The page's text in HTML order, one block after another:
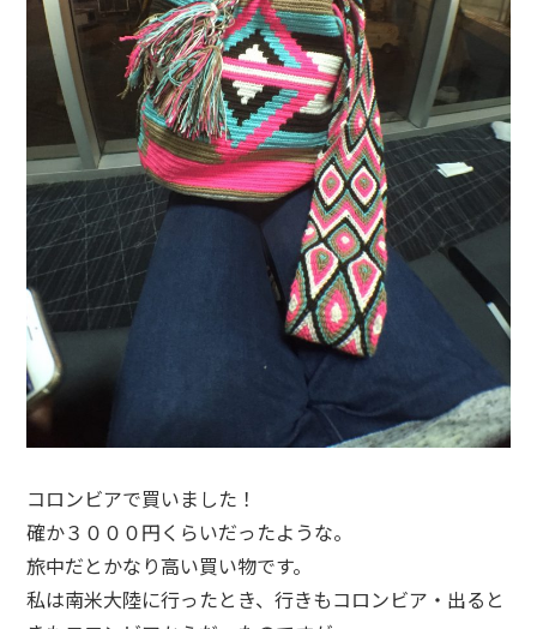
コロンビアで買いました！
確か３０００円くらいだったような。
旅中だとかなり高い買い物です。
私は南米大陸に行ったとき、行きもコロンビア・出ると